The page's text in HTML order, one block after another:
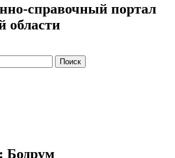
справочный портал
области
Бодрум